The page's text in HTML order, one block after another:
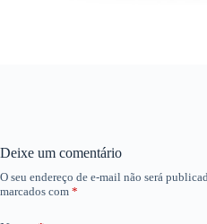
Deixe um comentário
O seu endereço de e-mail não será
marcados com *